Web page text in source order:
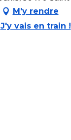
M'y rendre
J'y vais en train !